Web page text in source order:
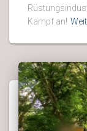
Kampf an!